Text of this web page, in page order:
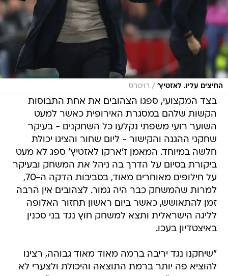
החיצים עליו. לאזטיץ' / רויטרס
בצד המקצועי, ספגו הצהובים את אחת התבוסות
הקשות שלהם במסגרת האירופית כאשר למעט
השוער רועי משפתי נקלעו כל השחקנים - בעיקר
שחקני ההגנה והקישור - ליום שחור והציגו יכולת
חלשה במיוחד. המאמן ז'ארקו לאזטיץ' ספג לא מעט
ביקורת בסיום על הדרך בה ניהל את המשחק ובעיקר
על חילופים מאוחרים מאוד, בסביבות הדקה ה-70,
למרות שהמשחק כבר היה גמור. לצהובים אין הרבה
זמן להתאושש, כאשר ביום ראשון תחזור האלופה
לליגה הישראלית ותצא למשחק חוץ נגד בני סכנין
באיצטדיון בעכו.
"שיחקנו נגד יריבה ברמה מאוד מאוד גבוהה, רצינו
להוציא פה יותר ברמת התוצאה והיכולת ולצערי לא